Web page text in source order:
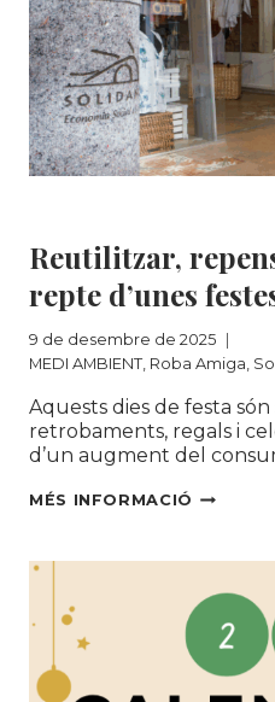
Reutilitzar,
repte d’unes
9 de desembre de 2025
MEDI AMBIENT, Roba Amiga,
Aquests dies de festa
retrobaments, regals i
d’un augment del
MÉS INFORMACIÓ
EL
REPTE
D’UNES
FESTES